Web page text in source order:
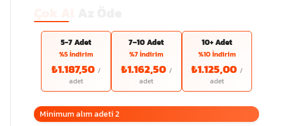
5-7 Adet
%5 İndirim
₺1.187,50
7–10 Adet
%7 İndirim
₺1.162,50
10+ Adet
%10 İndirim
₺1.125,00
Minimum alım adeti 2